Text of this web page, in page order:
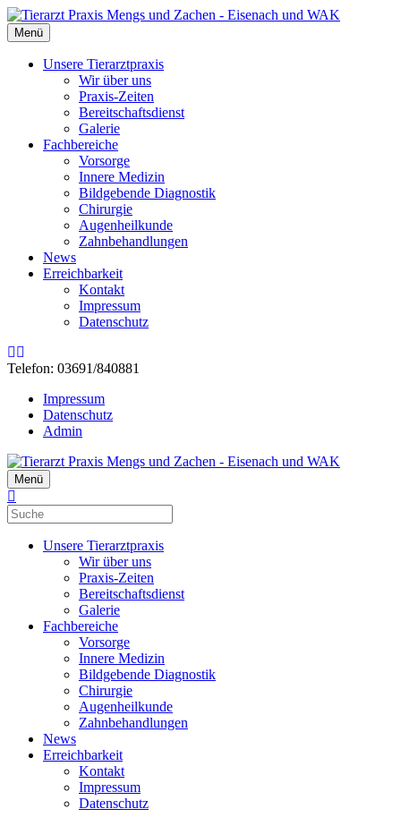
Menü
Unsere Tierarztpraxis
Wir über uns
Praxis-Zeiten
Bereitschaftsdienst
Galerie
Fachbereiche
Vorsorge
Innere Medizin
Bildgebende Diagnostik
Chirurgie
Augenheilkunde
Zahnbehandlungen
News
Erreichbarkeit
Kontakt
Impressum
Datenschutz
RssEmail
Telefon: 03691/840881
Impressum
Datenschutz
Admin
Menü
Unsere Tierarztpraxis
Wir über uns
Praxis-Zeiten
Bereitschaftsdienst
Galerie
Fachbereiche
Vorsorge
Innere Medizin
Bildgebende Diagnostik
Chirurgie
Augenheilkunde
Zahnbehandlungen
News
Erreichbarkeit
Kontakt
Impressum
Datenschutz